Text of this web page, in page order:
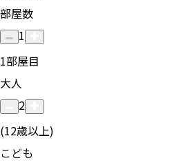
部屋数
1
1部屋目
大人
2
(12歳以上)
こども